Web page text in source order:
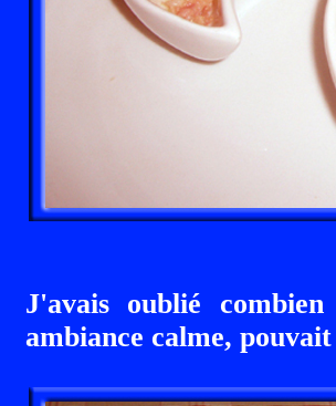
J'avais oublié
ambiance calme,